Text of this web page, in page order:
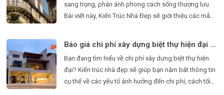
sang trọng, phản ánh phong cách sống thượng lưu.
Bài viết này, Kiến Trúc Nhà Đẹp sẽ giới thiệu các mẫu
trúc này.
Báo giá chi phí xây dựng biệt thự hiện đại mới nhất 2025
Bạn đang tìm hiểu về chi phí xây dựng biệt thự hiện
đại? Kiến trúc nhà đẹp sẽ giúp bạn nắm bắt thông tin
cụ thể về các yếu tố ảnh hưởng đến chi phí, cách tối